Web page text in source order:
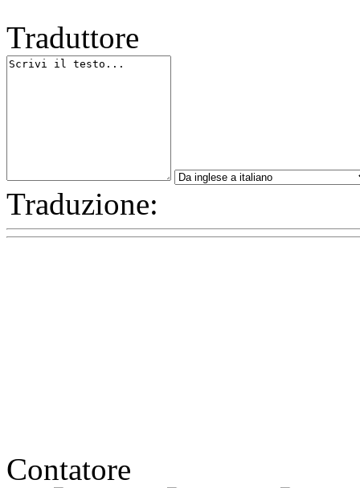
Traduttore
Traduzione:
Contatore